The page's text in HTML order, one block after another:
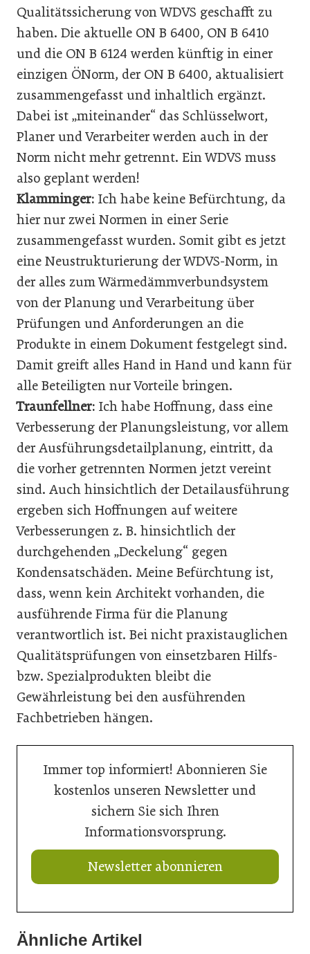
Qualitätssicherung von WDVS geschafft zu
haben. Die aktuelle ON B 6400, ON B 6410
und die ON B 6124 werden künftig in einer
einzigen ÖNorm, der ON B 6400, aktualisiert
zusammengefasst und inhaltlich ergänzt.
Dabei ist „miteinander“ das Schlüsselwort,
Planer und Verarbeiter werden auch in der
Norm nicht mehr getrennt. Ein WDVS muss
also geplant werden!
Klamminger: Ich habe keine Befürchtung, da
hier nur zwei Normen in einer Serie
zusammengefasst wurden. Somit gibt es jetzt
eine Neustrukturierung der WDVS-Norm, in
der alles zum Wärmedämmverbundsystem
von der Planung und Verarbeitung über
Prüfungen und Anforderungen an die
Produkte in einem Dokument festgelegt sind.
Damit greift alles Hand in Hand und kann für
alle Beteiligten nur Vorteile bringen.
Traunfellner: Ich habe Hoffnung, dass eine
Verbesserung der Planungsleistung, vor allem
der Ausführungsdetailplanung, eintritt, da
die vorher getrennten Normen jetzt vereint
sind. Auch hinsichtlich der Detailausführung
ergeben sich Hoffnungen auf weitere
Verbesserungen z. B. hinsichtlich der
durchgehenden „Deckelung“ gegen
Kondensatschäden. Meine Befürchtung ist,
dass, wenn kein Architekt vorhanden, die
ausführende Firma für die Planung
verantwortlich ist. Bei nicht praxistauglichen
Qualitätsprüfungen von einsetzbaren Hilfs-
bzw. Spezialprodukten bleibt die
Gewährleistung bei den ausführenden
Fachbetrieben hängen.
Immer top informiert! Abonnieren Sie
kostenlos unseren Newsletter und
sichern Sie sich Ihren
Informationsvorsprung.
Newsletter abonnieren
Ähnliche Artikel
21. Juli 2026